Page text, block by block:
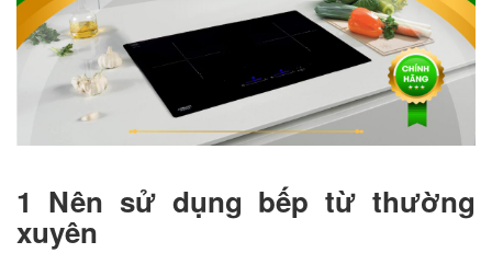
1 Nên sử dụng bếp từ thường
xuyên